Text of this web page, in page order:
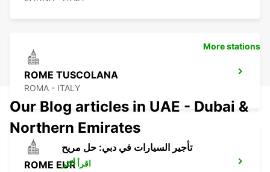
ROME TUSCOLANA
ROMA - ITALY
ROME EUR
More stations
Our Blog articles in UAE - Dubai &
Northern Emirates
تأجير السيارات في دبي: حل مريح
اقرأ أكثر